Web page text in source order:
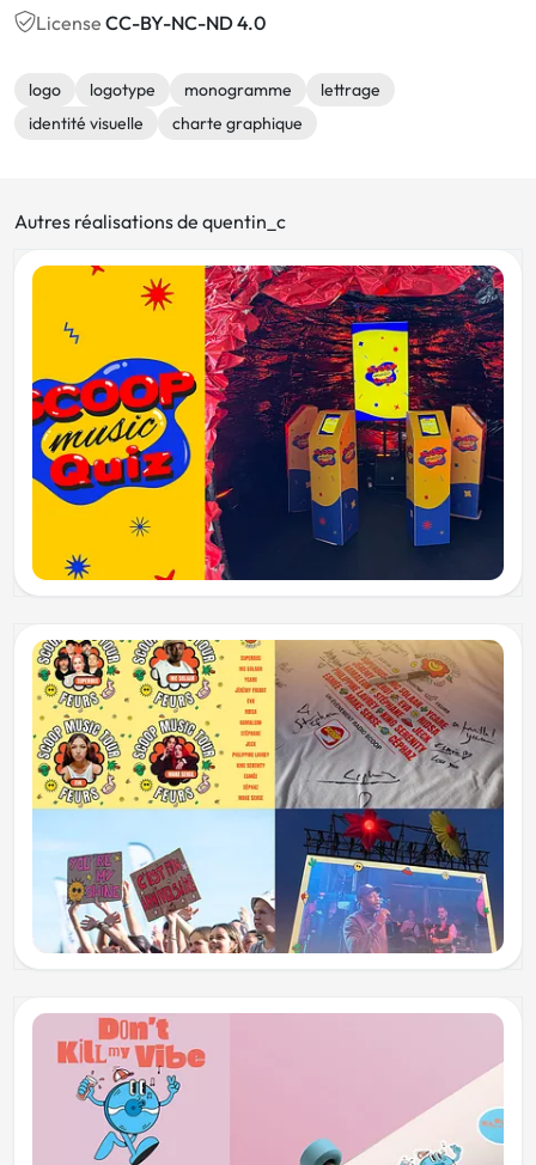
License CC-BY-NC-ND 4.0
logo logotype monogramme
lettrage
identité visuelle
charte graphique
Autres réalisations de quentin_c